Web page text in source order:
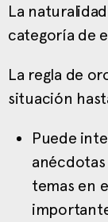
La
categoría de
La regla de
situación
Puede
temas en